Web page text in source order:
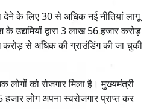
देने के लिए 30 से अधिक नई नीतियां लागू
उद्यमियों द्वारा 3 लाख 56 हजार करोड़
से अधिक की ग्राउंडिंग की जा चुकी
को रोजगार मिला है। मुख्यमंत्री
लोग अपना स्वरोजगार प्राप्त कर